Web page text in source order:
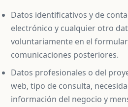
Datos identificativos y de
electrónico y cualquier otro
voluntariamente en el
comunicaciones posteriores.
Datos profesionales o del
web, tipo de consulta,
información del negocio y